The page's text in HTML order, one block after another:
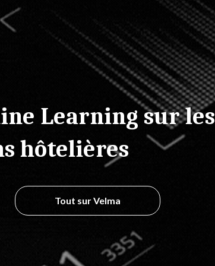
Learning sur les
hôtelières
Tout sur Velma